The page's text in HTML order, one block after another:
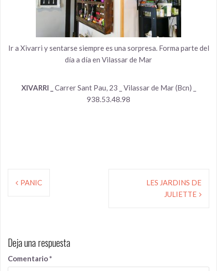
Ir a Xivarri y sentarse siempre es una sorpresa. Forma parte del
día a día en Vilassar de Mar
XIVARRI _
Carrer Sant Pau, 23 _ Vilassar de Mar (Bcn) _
938.53.48.98
PANIC
LES JARDINS DE
JULIETTE
Deja una respuesta
Comentario*